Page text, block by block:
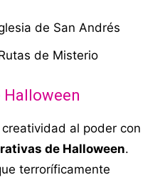
de San Andrés
de Misterio
Halloween
al poder con
de Halloween.
terroríficamente